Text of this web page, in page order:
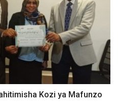
Kozi ya Mafunzo